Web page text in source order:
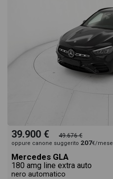
39.900 € 49.676 €
oppure canone suggerito 207€/mese
Mercedes GLA
180 amg line extra auto
nero automatico